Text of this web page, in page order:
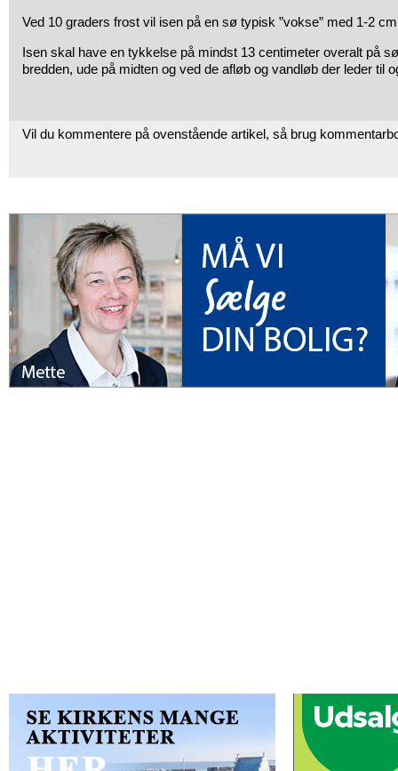
Ved 10 graders frost vil isen på en sø typisk ”vokse” med 1-2
Isen skal have en tykkelse på mindst 13 centimeter overalt på
bredden, ude på midten og ved de afløb og vandløb der leder til
Vil du kommentere på ovenstående artikel, så brug